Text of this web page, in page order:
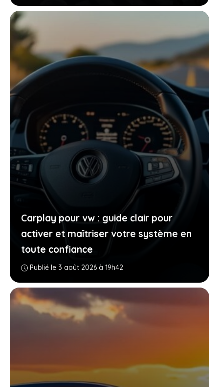
Carplay pour vw : guide clair pour
activer et maîtriser votre système en
toute confiance
Publié le 3 août 2026 à 19h42